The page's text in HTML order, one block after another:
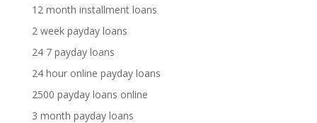
12 month installment loans
2 week payday loans
24 7 payday loans
24 hour online payday loans
2500 payday loans online
3 month payday loans